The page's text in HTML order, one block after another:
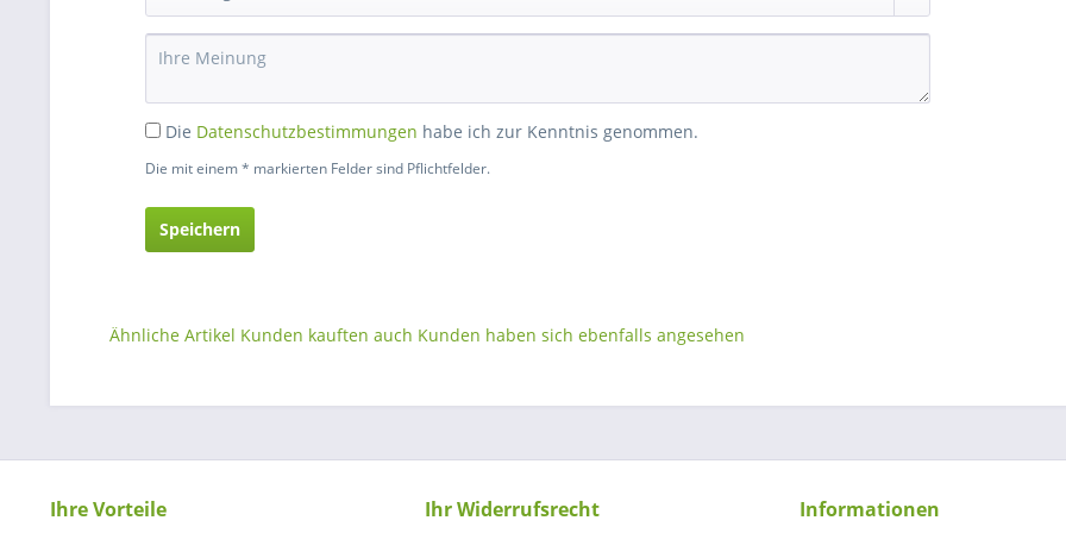
Die Datenschutzbestimmungen habe ich zur Kenntnis genommen.
Die mit einem * markierten Felder sind Pflichtfelder.
Speichern
Ähnliche Artikel Kunden kauften auch Kunden haben sich ebenfalls angesehen
Ihre Vorteile Ihr Widerrufsrecht Informationen